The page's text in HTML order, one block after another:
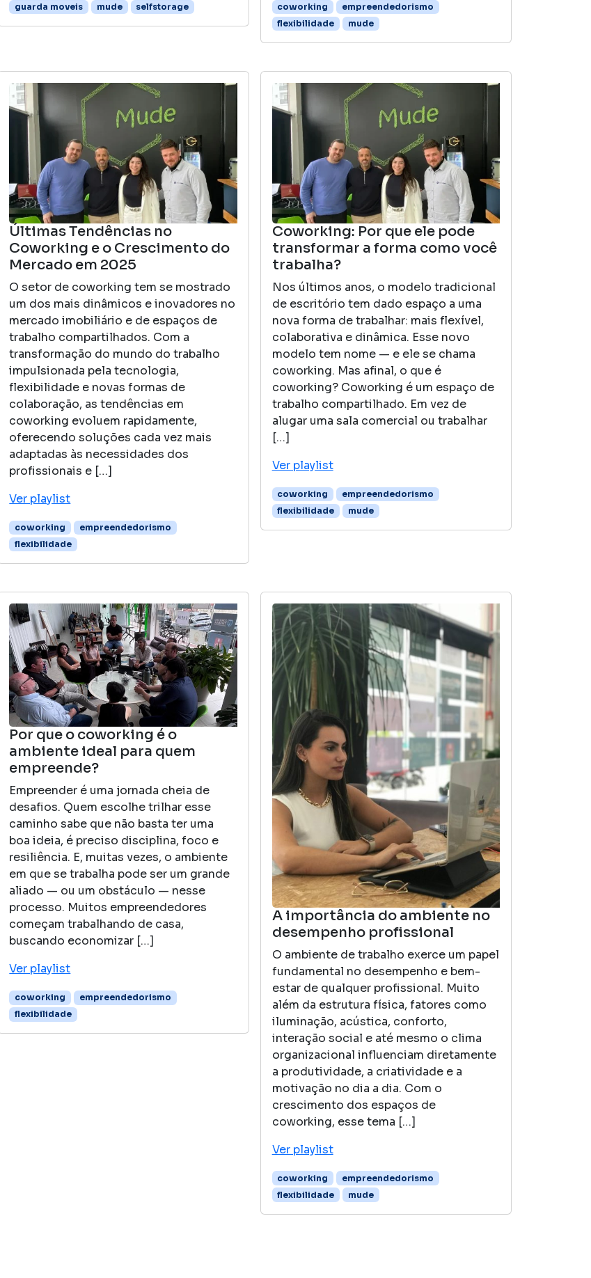
guarda moveis
mude selfstorage coworking
empreendedorismo
flexibilidade
mude
Últimas Tendências no
Coworking e o Crescimento do
Mercado em 2025
O setor de coworking tem se mostrado
um dos mais dinâmicos e inovadores no
mercado imobiliário e de espaços de
trabalho compartilhados. Com a
transformação do mundo do trabalho
impulsionada pela tecnologia,
flexibilidade e novas formas de
colaboração, as tendências em
coworking evoluem rapidamente,
oferecendo soluções cada vez mais
adaptadas às necessidades dos
profissionais e […]
Ver playlist
coworking
empreendedorismo
flexibilidade
Coworking: Por que ele pode
transformar a forma como você
trabalha?
Nos últimos anos, o modelo tradicional
de escritório tem dado espaço a uma
nova forma de trabalhar: mais flexível,
colaborativa e dinâmica. Esse novo
modelo tem nome — e ele se chama
coworking. Mas afinal, o que é
coworking? Coworking é um espaço de
trabalho compartilhado. Em vez de
alugar uma sala comercial ou trabalhar
[…]
Ver playlist
coworking
empreendedorismo
flexibilidade
mude
Por que o coworking é o
ambiente ideal para quem
empreende?
Empreender é uma jornada cheia de
desafios. Quem escolhe trilhar esse
caminho sabe que não basta ter uma
boa ideia, é preciso disciplina, foco e
resiliência. E, muitas vezes, o ambiente
em que se trabalha pode ser um grande
aliado — ou um obstáculo — nesse
processo. Muitos empreendedores
começam trabalhando de casa,
buscando economizar […]
Ver playlist
coworking
empreendedorismo
flexibilidade
A importância do ambiente no
desempenho profissional
O ambiente de trabalho exerce um papel
fundamental no desempenho e bem-
estar de qualquer profissional. Muito
além da estrutura física, fatores como
iluminação, acústica, conforto,
interação social e até mesmo o clima
organizacional influenciam diretamente
a produtividade, a criatividade e a
motivação no dia a dia. Com o
crescimento dos espaços de
coworking, esse tema […]
Ver playlist
coworking
empreendedorismo
flexibilidade
mude